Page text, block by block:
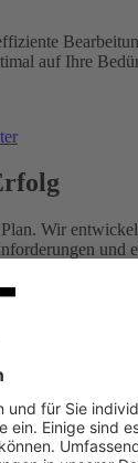
auf Ihre
Wir
genau zu